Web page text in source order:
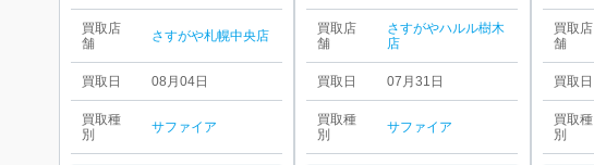
買取店
舗
さすがや札幌中央店
買取日 08月04日
買取種
別
サファイア
買取店
舗
さすがやハルル樹木
店
買取日 07月31日
買取種
別
サファイア
買取店
舗
買取日
買取種
別